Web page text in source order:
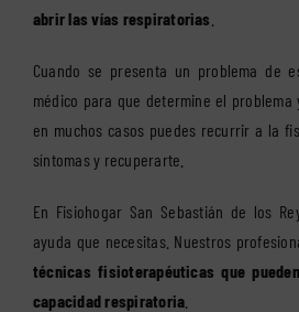
abrir las vías respiratorias
Cuando se presenta un problema de
médico para que determine el problema
en muchos casos puedes recurrir a la
síntomas y recuperarte.
En Fisiohogar San Sebastián de los
ayuda que necesitas. Nuestros
técnicas fisioterapéuticas que
capacidad respiratoria